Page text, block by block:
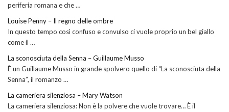
periferia romana e che …
Louise Penny – Il regno delle ombre
In questo tempo così confuso e convulso ci vuole proprio un bel giallo
come il …
La sconosciuta della Senna – Guillaume Musso
È un Guillaume Musso in grande spolvero quello di “La sconosciuta della
Senna”, il romanzo …
La cameriera silenziosa – Mary Watson
La cameriera silenziosa: Non è la polvere che vuole trovare… È il